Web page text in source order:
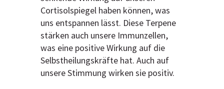
Cortisolspiegel haben können, was
uns entspannen lässt. Diese Terpene
stärken auch unsere Immunzellen,
was eine positive Wirkung auf die
Selbstheilungskräfte hat. Auch auf
unsere Stimmung wirken sie positiv.